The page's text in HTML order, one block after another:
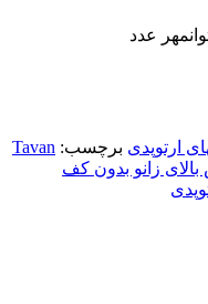
عدد
ارتوپدی برچسب: Tavan
زانو بدون کف